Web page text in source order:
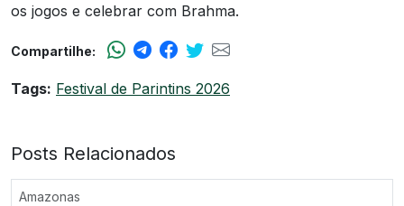
os jogos e celebrar com Brahma.
Compartilhe:
Tags: Festival de Parintins 2026
Posts Relacionados
Amazonas